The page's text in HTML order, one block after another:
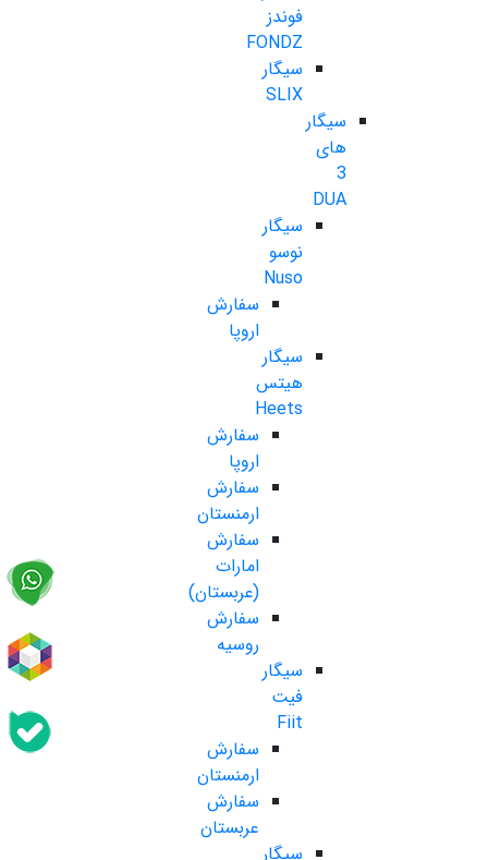
فوندز
FONDZ
سیگار
SLIX
سیگار
های
3
DUA
سیگار
نوسو
Nuso
سفارش
اروپا
سیگار
هیتس
Heets
سفارش
اروپا
سفارش
ارمنستان
سفارش
امارات
(عربستان)
سفارش
روسیه
سیگار
فیت
Fiit
سفارش
ارمنستان
سفارش
عربستان
سیگار